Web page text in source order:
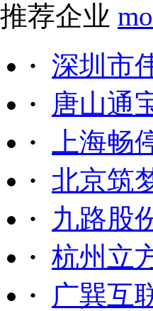
推荐企业
· 深圳市
·
唐山通
·
上海畅
· 北京筑
·
九路股
· 杭州立
·
广巽互